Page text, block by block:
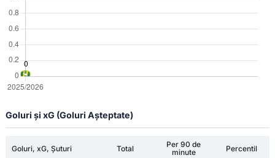
Goluri și xG (Goluri Așteptate)
Goluri, xG, Șuturi Total
Per 90 de
minute
Percentil